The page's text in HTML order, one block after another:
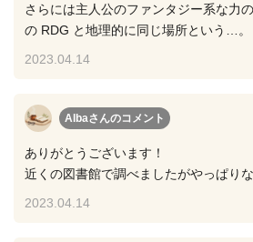
さらには主人公のファンタジー系な力
の RDG と地理的に同じ場所という…。
2023.04.14
Albaさんのコメント
ありがとうございます！
近くの図書館で調べましたがやっぱり
2023.04.14